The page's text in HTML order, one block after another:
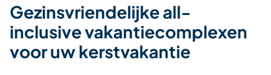
Gezinsvriendelijke all-
inclusivevakantiecomplexen
voor uw kerstvakantie